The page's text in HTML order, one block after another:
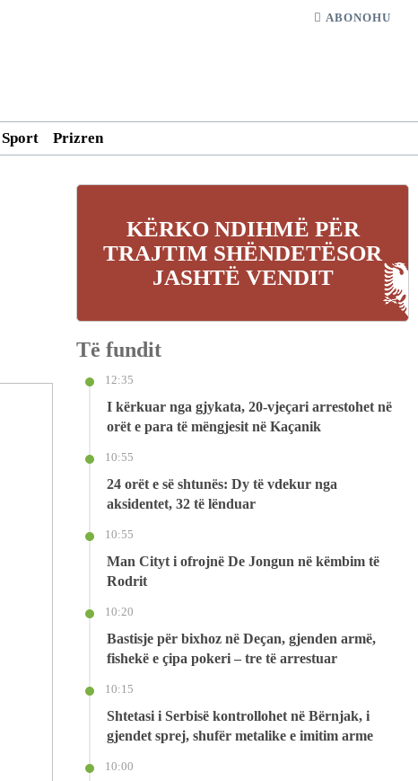
ABONOHU
Sport Prizren
KËRKO NDIHMË PËR
TRAJTIM SHËNDETËSOR
JASHTË VENDIT
Të fundit
12:35
I kërkuar nga gjykata, 20-vjeçari arrestohet në
orët e para të mëngjesit në Kaçanik
10:55
24 orët e së shtunës: Dy të vdekur nga
aksidentet, 32 të lënduar
10:55
Man Cityt i ofrojnë De Jongun në këmbim të
Rodrit
10:20
Bastisje për bixhoz në Deçan, gjenden armë,
fishekë e çipa pokeri – tre të arrestuar
10:15
Shtetasi i Serbisë kontrollohet në Bërnjak, i
gjendet sprej, shufër metalike e imitim arme
10:00